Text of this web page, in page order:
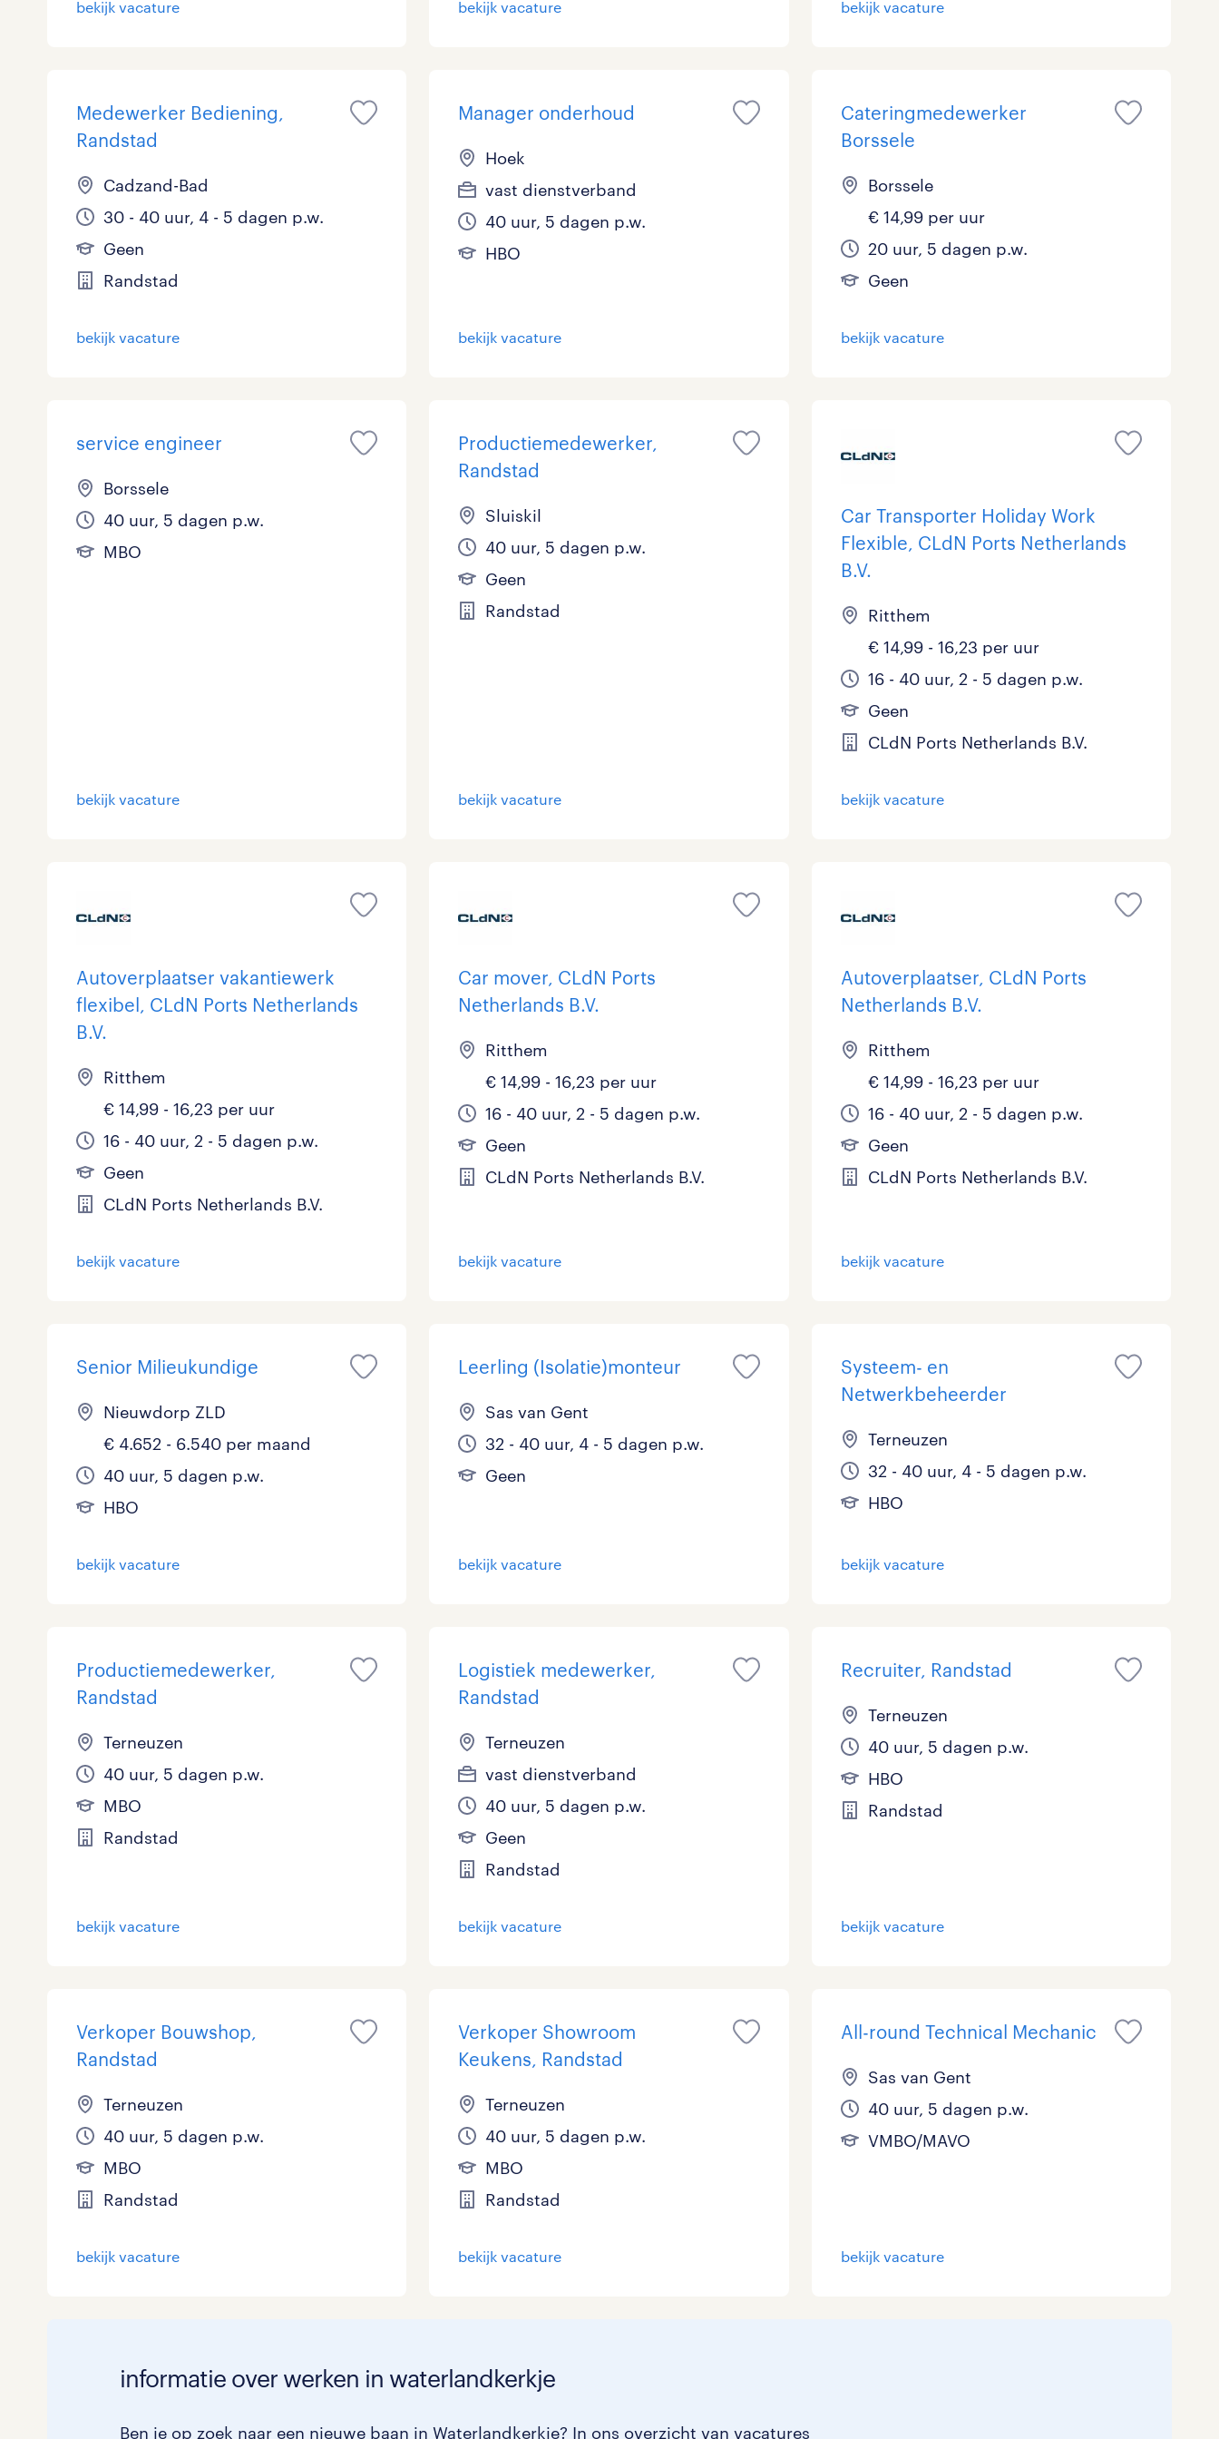
Overig 1 Personeel & Organisatie Schoonmaak 0
Secretarieel Supply chain & procurement Techniek 5
Webcare 0 Zorg / Verpleging 0
toon 21 resultaten
bekijk vacature bekijk vacature bekijk vacature
Medewerker Bediening,
Randstad
Cadzand-Bad
30 - 40 uur, 4 - 5 dagen p.w.
Geen
Randstad
bekijk vacature
Manager onderhoud
Hoek
vast dienstverband
40 uur, 5 dagen p.w.
HBO
bekijk vacature
Cateringmedewerker
Borssele
Borssele
€ 14,99 per uur
20 uur, 5 dagen p.w.
Geen
bekijk vacature
service engineer
Borssele
40 uur, 5 dagen p.w.
MBO
bekijk vacature
Productiemedewerker,
Randstad
Sluiskil
40 uur, 5 dagen p.w.
Geen
Randstad
bekijk vacature
Car Transporter Holiday Work
Flexible, CLdN Ports Netherlands
B.V.
Ritthem
€ 14,99 - 16,23 per uur
16 - 40 uur, 2 - 5 dagen p.w.
Geen
CLdN Ports Netherlands B.V.
bekijk vacature
Autoverplaatser vakantiewerk
flexibel, CLdN Ports Netherlands
B.V.
Ritthem
€ 14,99 - 16,23 per uur
16 - 40 uur, 2 - 5 dagen p.w.
Geen
CLdN Ports Netherlands B.V.
bekijk vacature
Car mover, CLdN Ports
Netherlands B.V.
Ritthem
€ 14,99 - 16,23 per uur
16 - 40 uur, 2 - 5 dagen p.w.
Geen
CLdN Ports Netherlands B.V.
bekijk vacature
Autoverplaatser, CLdN Ports
Netherlands B.V.
Ritthem
€ 14,99 - 16,23 per uur
16 - 40 uur, 2 - 5 dagen p.w.
Geen
CLdN Ports Netherlands B.V.
bekijk vacature
Senior Milieukundige
Nieuwdorp ZLD
€ 4.652 - 6.540 per maand
40 uur, 5 dagen p.w.
HBO
bekijk vacature
Leerling (Isolatie)monteur
Sas van Gent
32 - 40 uur, 4 - 5 dagen p.w.
Geen
bekijk vacature
Systeem- en
Netwerkbeheerder
Terneuzen
32 - 40 uur, 4 - 5 dagen p.w.
HBO
bekijk vacature
Productiemedewerker,
Randstad
Terneuzen
40 uur, 5 dagen p.w.
MBO
Randstad
bekijk vacature
Logistiek medewerker,
Randstad
Terneuzen
vast dienstverband
40 uur, 5 dagen p.w.
Geen
Randstad
bekijk vacature
Recruiter, Randstad
Terneuzen
40 uur, 5 dagen p.w.
HBO
Randstad
bekijk vacature
Verkoper Bouwshop,
Randstad
Terneuzen
40 uur, 5 dagen p.w.
MBO
Randstad
bekijk vacature
Verkoper Showroom
Keukens, Randstad
Terneuzen
40 uur, 5 dagen p.w.
MBO
Randstad
bekijk vacature
All-round Technical Mechanic
Sas van Gent
40 uur, 5 dagen p.w.
VMBO/MAVO
bekijk vacature
informatie over werken in waterlandkerkje
Ben je op zoek naar een nieuwe baan in Waterlandkerkje? In ons overzicht van vacatures